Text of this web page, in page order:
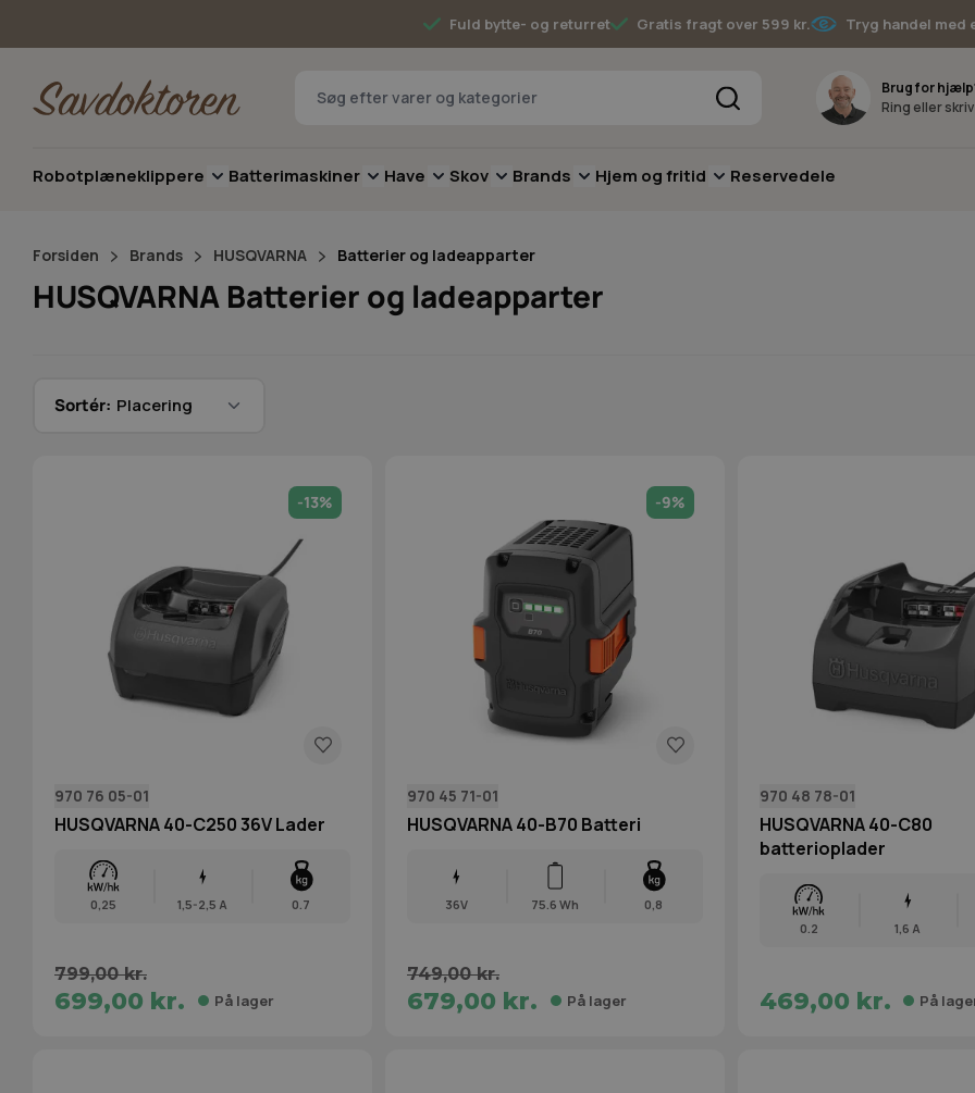
Fuld bytte- og returret Gratis fragt over 599 kr. Tryg handel med
Brug for
Ring eller
Robotplæneklippere Toggle submenu for Robotplæneklippere
Batterimaskiner Toggle submenu for Batterimaskiner
Have Toggle submenu for Have
Skov Toggle submenu for Skov
Brands Toggle submenu for Brands
Hjem og fritid Toggle submenu for Hjem og fritid
Reservedele
Forsiden Brands HUSQVARNA Batterier og ladeapparter
HUSQVARNA Batterier og ladeapparter
Sortér:
-13%
970 76 05-01
HUSQVARNA 40-C250 36V Lader
0,25 1,5-2,5 A 0.7
799,00 kr.
699,00 kr. På lager
-9%
970 45 71-01
HUSQVARNA 40-B70 Batteri
36V 75.6 Wh 0,8
749,00 kr.
679,00 kr. På lager
970 48 78-01
HUSQVARNA 40-C80
batterioplader
0.2 1,6 A
469,00 kr. På